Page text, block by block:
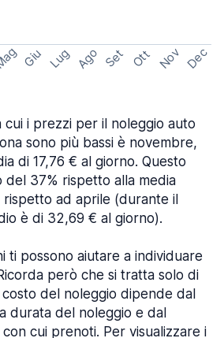
Giu Lug Ago Set Ott Nov Dec
cui i prezzi per il noleggio auto
sono più bassi è novembre,
di 17,76 € al giorno. Questo
del 37% rispetto alla media
ad aprile (durante il
è di 32,69 € al giorno).
ti possono aiutare a individuare
però che si tratta solo di
del noleggio dipende dal
durata del noleggio e dal
cui prenoti. Per visualizzare i